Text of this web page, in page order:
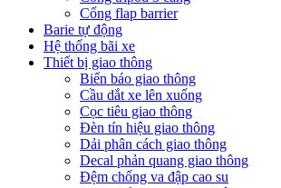
Cổng flap barrier
Barie tự động
Hệ thống bãi xe
Thiết bị giao thông
Biển báo giao thông
Cầu dắt xe lên xuống
Cọc tiêu giao thông
Đèn tín hiệu giao thông
Dải phân cách giao thông
Decal phản quang giao thông
Đệm chống va đập cao su